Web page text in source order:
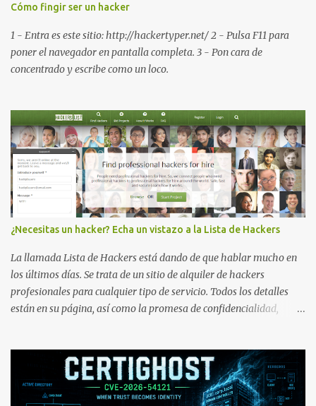
*#*#3264#*#* : Muestra que versión de memoria RAM está
disponible en el smartphone o la tablet *#*#34971539#*#* :
Visualiza la información detallada d...
Cómo fingir ser un hacker
1 - Entra es este sitio: http://hackertyper.net/ 2 - Pulsa F11 para
poner el navegador en pantalla completa. 3 - Pon cara de
concentrado y escribe como un loco.
¿Necesitas un hacker? Echa un vistazo a la Lista de Hackers
La llamada Lista de Hackers está dando de que hablar mucho en
los últimos días. Se trata de un sitio de alquiler de hackers
profesionales para cualquier tipo de servicio. Todos los detalles
están en su página, así como la promesa de confidencialidad,
contratados desde la plataforma. En el sitio se asegura de que
Lista de Hackers, con identidades desconocidas, fue creada para un
"uso legal y ético", y sin embargo existen propuestas de dudosa